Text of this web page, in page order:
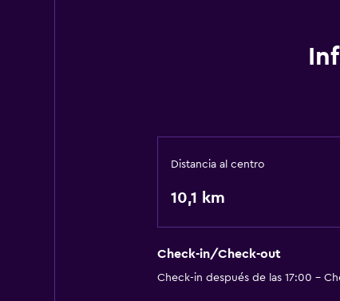
Distancia al centro
10,1 km
Check-in/Check-out
Check-in después de las 17:00 -